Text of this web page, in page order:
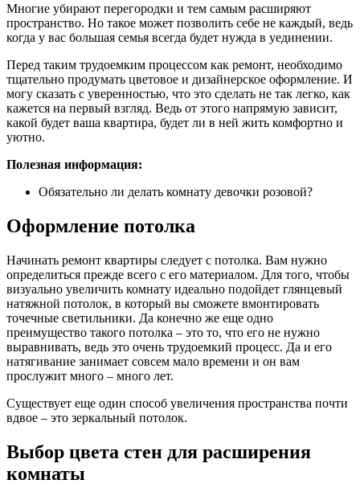
Многие убирают перегородки и тем самым расширяют
пространство. Но такое может позволить себе не каждый, ведь
когда у вас большая семья всегда будет нужда в уединении.
Перед таким трудоемким процессом как ремонт, необходимо
тщательно продумать цветовое и дизайнерское оформление. И
могу сказать с уверенностью, что это сделать не так легко, как
кажется на первый взгляд. Ведь от этого напрямую зависит,
какой будет ваша квартира, будет ли в ней жить комфортно и
уютно.
Полезная информация:
Обязательно ли делать комнату девочки розовой?
Оформление потолка
Начинать ремонт квартиры следует с потолка. Вам нужно
определиться прежде всего с его материалом. Для того, чтобы
визуально увеличить комнату идеально подойдет глянцевый
натяжной потолок, в который вы сможете вмонтировать
точечные светильники. Да конечно же еще одно
преимущество такого потолка – это то, что его не нужно
выравнивать, ведь это очень трудоемкий процесс. Да и его
натягивание занимает совсем мало времени и он вам
прослужит много – много лет.
Существует еще один способ увеличения пространства почти
вдвое – это зеркальный потолок.
Выбор цвета стен для расширения
комнаты